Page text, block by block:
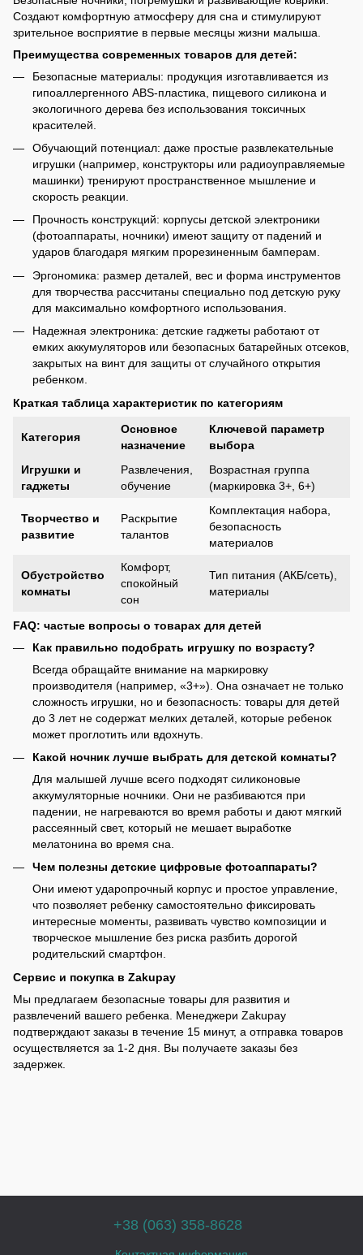
Создают комфортную атмосферу для сна и стимулируют
зрительное восприятие в первые месяцы жизни малыша.
Преимущества современных товаров для детей:
Безопасные материалы: продукция изготавливается из
гипоаллергенного ABS-пластика, пищевого силикона и
экологичного дерева без использования токсичных
красителей.
Обучающий потенциал: даже простые развлекательные
игрушки (например, конструкторы или радиоуправляемые
машинки) тренируют пространственное мышление и
скорость реакции.
Прочность конструкций: корпусы детской электроники
(фотоаппараты, ночники) имеют защиту от падений и
ударов благодаря мягким прорезиненным бамперам.
Эргономика: размер деталей, вес и форма инструментов
для творчества рассчитаны специально под детскую руку
для максимально комфортного использования.
Надежная электроника: детские гаджеты работают от
емких аккумуляторов или безопасных батарейных отсеков,
закрытых на винт для защиты от случайного открытия
ребенком.
Краткая таблица характеристик по категориям
Категория
Основное
назначение
Ключевой параметр
выбора
Игрушки и
гаджеты
Развлечения,
обучение
Возрастная группа
(маркировка 3+, 6+)
Творчество и
развитие
Раскрытие
талантов
Комплектация набора,
безопасность
материалов
Обустройство
комнаты
Комфорт,
спокойный
сон
Тип питания (АКБ/сеть),
материалы
FAQ: частые вопросы о товарах для детей
Как правильно подобрать игрушку по возрасту?
Всегда обращайте внимание на маркировку
производителя (например, «3+»). Она означает не только
сложность игрушки, но и безопасность: товары для детей
до 3 лет не содержат мелких деталей, которые ребенок
может проглотить или вдохнуть.
Какой ночник лучше выбрать для детской комнаты?
Для малышей лучше всего подходят силиконовые
аккумуляторные ночники. Они не разбиваются при
падении, не нагреваются во время работы и дают мягкий
рассеянный свет, который не мешает выработке
мелатонина во время сна.
Чем полезны детские цифровые фотоаппараты?
Они имеют ударопрочный корпус и простое управление,
что позволяет ребенку самостоятельно фиксировать
интересные моменты, развивать чувство композиции и
творческое мышление без риска разбить дорогой
родительский смартфон.
Сервис и покупка в Zakupay
Мы предлагаем безопасные товары для развития и
развлечений вашего ребенка. Менеджери Zakupay
подтверждают заказы в течение 15 минут, а отправка товаров
осуществляется за 1-2 дня. Вы получаете заказы без
задержек.
+38 (063) 358-8628